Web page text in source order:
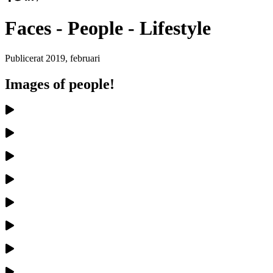
Faces - People - Lifestyle
Publicerat 2019, februari
Images of people!